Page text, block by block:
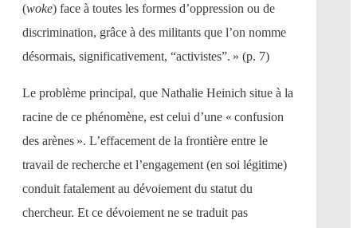
(woke) face à toutes les formes d’oppression ou de
discrimination, grâce à des militants que l’on nomme
désormais, significativement, “activistes”. » (p. 7)
Le problème principal, que Nathalie Heinich situe à la
racine de ce phénomène, est celui d’une « confusion
des arènes ». L’effacement de la frontière entre le
travail de recherche et l’engagement (en soi légitime)
conduit fatalement au dévoiement du statut du
chercheur. Et ce dévoiement ne se traduit pas